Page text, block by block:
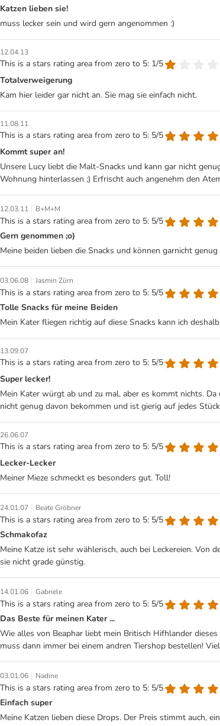
Katzen lieben sie!
muss lecker sein und wird gern angenommen :)
12.04.13
This is a stars rating area from zero to 5: 1/5
Totalverweigerung
Kam hier leider gar nicht an. Sie mag sie einfach nicht.
11.08.11
This is a stars rating area from zero to 5: 5/5
Kommt super an!
Unsere Lucy liebt die Malt-Snacks und kann gar nicht
Wohnung hinterlassen ;) Erfrischt auch angenehm den
12.03.11 | B+M+M
This is a stars rating area from zero to 5: 5/5
Gern genommen ;o)
Meine beiden lieben die Snacks und können garnicht
03.06.08 | Jasmin Zürn
This is a stars rating area from zero to 5: 5/5
Tolle Snacks für meine Beiden
Mein Kater fliegen richtig auf diese Snacks kann ich
13.09.07
This is a stars rating area from zero to 5: 5/5
Super lecker!
Mein Kater würgt ab und zu mal, aber es kommt nichts.
nicht genug davon bekommen und ist gierig auf jedes
26.06.07
This is a stars rating area from zero to 5: 5/5
Lecker-Lecker
Meiner Mieze schmeckt es besonders gut. Toll!
24.01.07 | Beate Gröbner
This is a stars rating area from zero to 5: 5/5
Schmakofaz
Meine Katze ist sehr wählerisch, auch bei Leckereien.
sie nicht grade günstig.
14.01.06 | Gabriele
This is a stars rating area from zero to 5: 5/5
Das Beste für meinen Kater ...
Wie alles von Beaphar liebt mein Britisch Hifhlander
muss dann immer bei einem andren Tiershop bestellen!
03.01.06 | Nadine
This is a stars rating area from zero to 5: 5/5
Einfach super
Meine Katzen lieben diese Drops. Der Preis stimmt auch,